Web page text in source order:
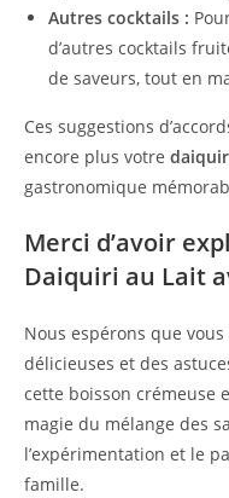
Autres cocktails :
d’autres cocktails
de saveurs, tout en
Ces suggestions
encore plus votre
gastronomique
Merci d’avoir
Daiquiri au Lait
Nous espérons que
délicieuses et des
cette boisson crémeuse
magie du mélange des
l’expérimentation et le
famille.